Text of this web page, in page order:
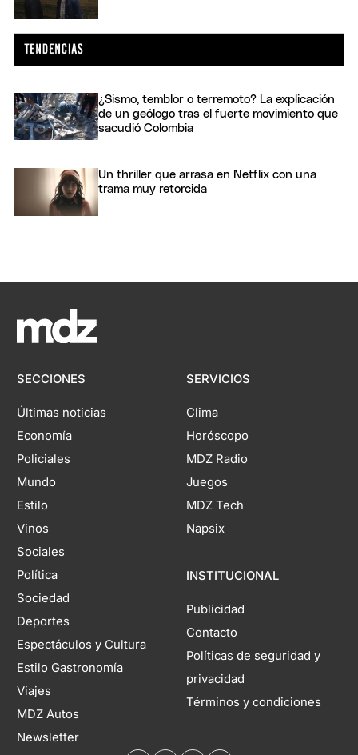
¿Sismo, temblor o terremoto? La explicación
de un geólogo tras el fuerte movimiento que
sacudió Colombia
Un thriller que arrasa en Netflix con una
trama muy retorcida
SECCIONES
Últimas noticias
Economía
Policiales
Mundo
Estilo
Vinos
Sociales
Política
Sociedad
Deportes
Espectáculos y Cultura
Estilo Gastronomía
Viajes
MDZ Autos
Newsletter
SERVICIOS
Clima
Horóscopo
MDZ Radio
Juegos
MDZ Tech
Napsix
INSTITUCIONAL
Publicidad
Contacto
Políticas de seguridad y
privacidad
Términos y condiciones